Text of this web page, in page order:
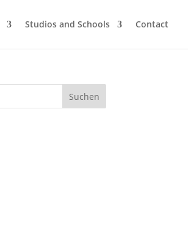
Studios and Schools Contact